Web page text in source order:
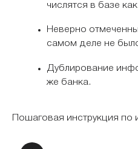
числятся в базе
Неверно
самом деле не
Дублирование
же банка.
Пошаговая инструкция